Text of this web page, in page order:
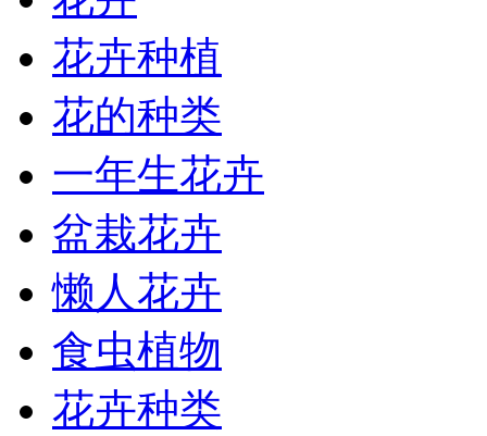
花卉种植
花的种类
一年生花卉
盆栽花卉
懒人花卉
食虫植物
花卉种类